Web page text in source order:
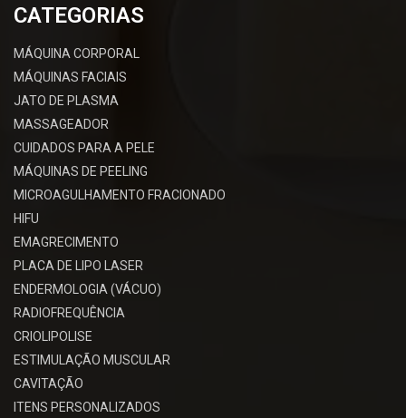
CATEGORIAS
MÁQUINA CORPORAL
MÁQUINAS FACIAIS
JATO DE PLASMA
MASSAGEADOR
CUIDADOS PARA A PELE
MÁQUINAS DE PEELING
MICROAGULHAMENTO FRACIONADO
HIFU
EMAGRECIMENTO
PLACA DE LIPO LASER
ENDERMOLOGIA (VÁCUO)
RADIOFREQUÊNCIA
CRIOLIPOLISE
ESTIMULAÇÃO MUSCULAR
CAVITAÇÃO
ITENS PERSONALIZADOS